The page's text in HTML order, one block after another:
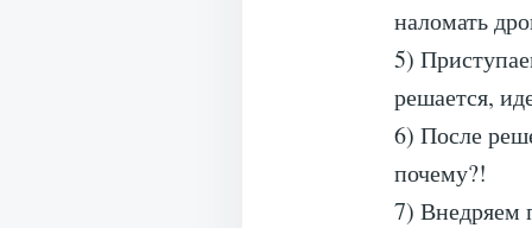
наломать
5)
решается,
6) После
почему?!
7) Внедряем